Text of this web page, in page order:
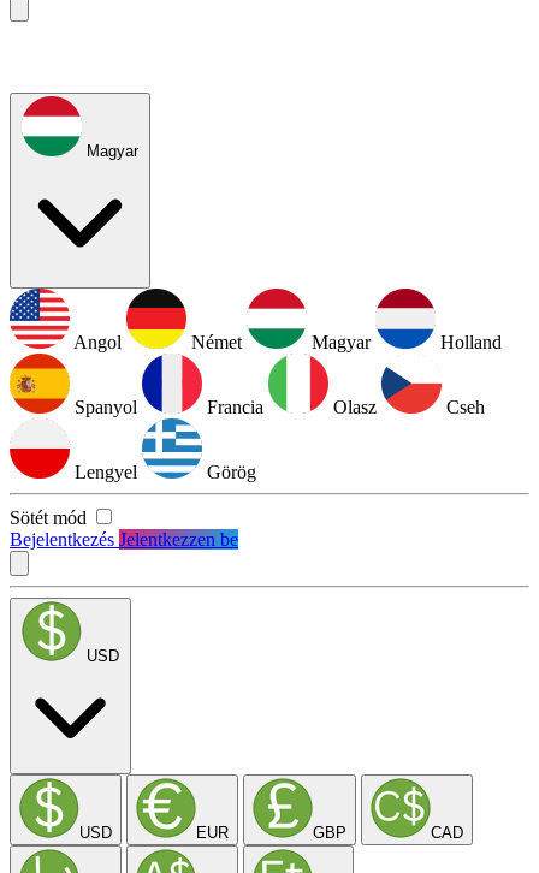
Magyar
Angol Német Magyar Holland
Spanyol Francia Olasz Cseh
Lengyel Görög
Sötét mód
Bejelentkezés Jelentkezzen be
USD
USD EUR GBP CAD